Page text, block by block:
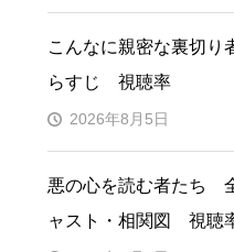
こんなに親密な裏切
らすじ 視聴率
2026年8月5日
悪の心を読む者たち
ャスト・相関図 視聴